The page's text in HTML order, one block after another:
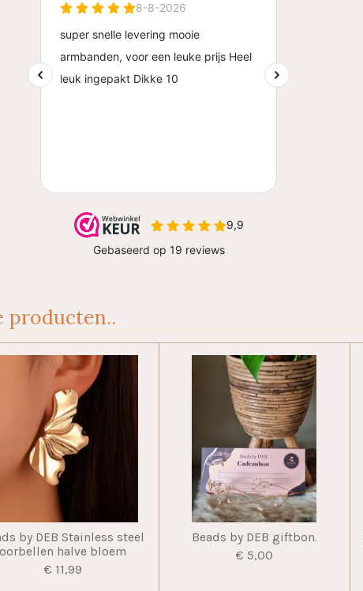
producten..
by DEB Stainless steel
oorbellen halve bloem
€ 11,99
Beads by DEB giftbon.
€ 5,00